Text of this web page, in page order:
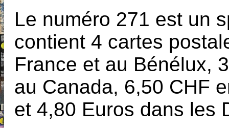
Le numéro 271 est un
contient 4 cartes
France et au Bénélux,
au Canada, 6,50 CHF
et 4,80 Euros dans les